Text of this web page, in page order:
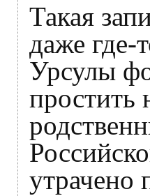
Такая
даже где-
Урсулы
простить
утрачено